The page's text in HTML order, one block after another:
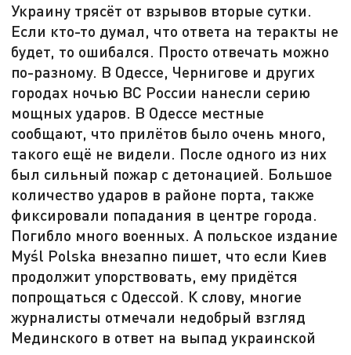
Украину трясёт от взрывов вторые сутки.
Если кто-то думал, что ответа на теракты не
будет, то ошибался. Просто отвечать можно
по-разному. В Одессе, Чернигове и других
городах ночью ВС России нанесли серию
мощных ударов. В Одессе местные
сообщают, что прилётов было очень много,
такого ещё не видели. После одного из них
был сильный пожар с детонацией. Большое
количество ударов в районе порта, также
фиксировали попадания в центре города.
Погибло много военных. А польское издание
Myśl Polska внезапно пишет, что если Киев
продолжит упорствовать, ему придётся
попрощаться с Одессой. К слову, многие
журналисты отмечали недобрый взгляд
Мединского в ответ на выпад украинской